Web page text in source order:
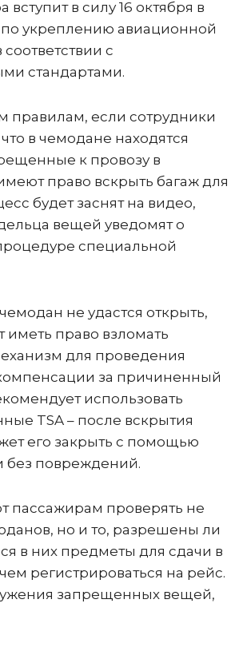
в силу 16 октября в
укреплению авиационной
с
стандартами.
правилам, если сотрудники
в чемодане ​​находятся
к провозу в
право вскрыть багаж для
будет заснят на видео,
вещей уведомят о
специальной
не удастся открыть,
иметь право взломать
для проведения
за причиненный
использовать
TSA – после вскрытия
его закрыть с помощью
без повреждений.
пассажирам проверять не
но и то, разрешены ли
в них предметы для сдачи в
регистрироваться на рейс.
запрещенных вещей,